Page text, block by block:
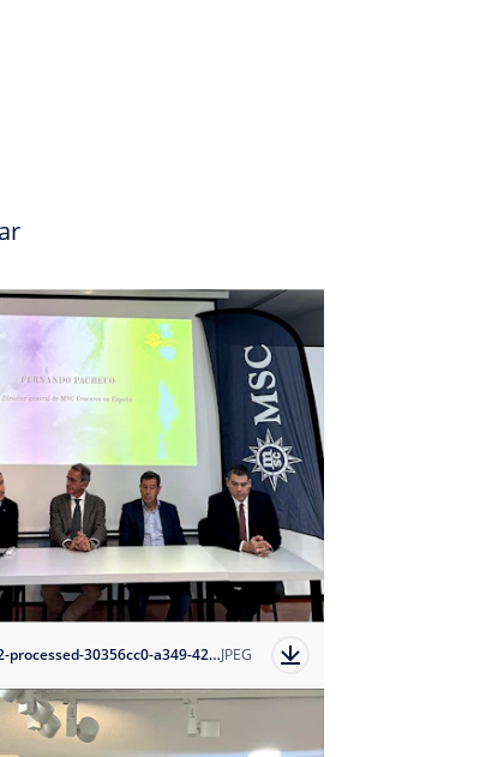
1763566602-processed-30356cc0-a349-42e9-8c2a-d3c18eb004d0?auto=formatJPEG